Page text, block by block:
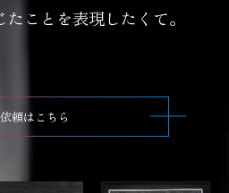
ことを表現したくて。
頼はこちら